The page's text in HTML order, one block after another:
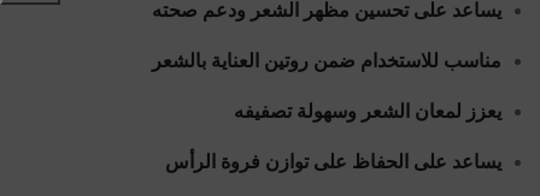
يساعد على تحسين مظهر الشعر ودعم صحته
مناسب للاستخدام ضمن روتين العناية بالشعر
يعزز لمعان الشعر وسهولة تصفيفه
يساعد على الحفاظ على توازن فروة الرأس